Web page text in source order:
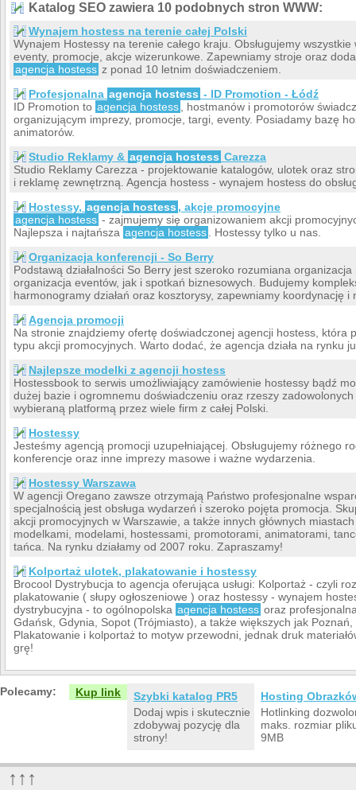
Katalog SEO zawiera 10 podobnych stron WWW:
Wynajem hostess na terenie całej Polski
Wynajem Hostessy na terenie całego kraju. Obsługujemy
eventy, promocje, akcje wizerunkowe. Zapewniamy stroje oraz
agencja hostess z ponad 10 letnim doświadczeniem.
Profesjonalna agencja hostess - ID Promotion - Łódź
ID Promotion to agencja hostess
, hostmanów i promotorów
organizującym imprezy, promocje, targi, eventy. Posiadamy bazę
animatorów.
Studio Reklamy & agencja hostess Carezza
Studio Reklamy Carezza - projektowanie katalogów, ulotek oraz
i reklamę zewnętrzną. Agencja hostess - wynajem hostess do
Hostessy, agencja hostess , akcje promocyjne
agencja hostess - zajmujemy się organizowaniem akcji
Najlepsza i najtańsza agencja hostess
. Hostessy tylko u nas.
Organizacja konferencji - So Berry
Podstawą działalności So Berry jest szeroko rozumiana
organizacja eventów, jak i spotkań biznesowych. Budujemy
harmonogramy działań oraz kosztorysy, zapewniamy koordynację i
Agencja promocji
Na stronie znajdziemy ofertę doświadczonej agencji hostess, która
typu akcji promocyjnych. Warto dodać, że agencja działa na rynku
Najlepsze modelki z agencji hostess
Hostessbook to serwis umożliwiający zamówienie hostessy bądź
dużej bazie i ogromnemu doświadczeniu oraz rzeszy
wybieraną platformą przez wiele firm z całej Polski.
Hostessy
Jesteśmy agencją promocji uzupełniającej. Obsługujemy różnego
konferencje oraz inne imprezy masowe i ważne wydarzenia.
Hostessy Warszawa
W agencji Oregano zawsze otrzymają Państwo profesjonalne
specjalnością jest obsługa wydarzeń i szeroko pojęta promocja.
akcji promocyjnych w Warszawie, a także innych głównych
modelkami, modelami, hostessami, promotorami, animatorami,
tańca. Na rynku działamy od 2007 roku. Zapraszamy!
Kolportaż ulotek, plakatowanie i hostessy
Brocool Dystrybucja to agencja oferująca usługi: Kolportaż - czyli
plakatowanie ( słupy ogłoszeniowe ) oraz hostessy - wynajem
dystrybucyjna - to ogólnopolska agencja hostess oraz
Gdańsk, Gdynia, Sopot (Trójmiasto), a także większych jak
Plakatowanie i kolportaż to motyw przewodni, jednak druk
grę!
Polecamy: Kup link
Szybki katalog PR5
Dodaj wpis i skutecznie
zdobywaj pozycję dla
strony!
Hosting
Hotlinking
maks. rozmiar
9MB
↑↑↑